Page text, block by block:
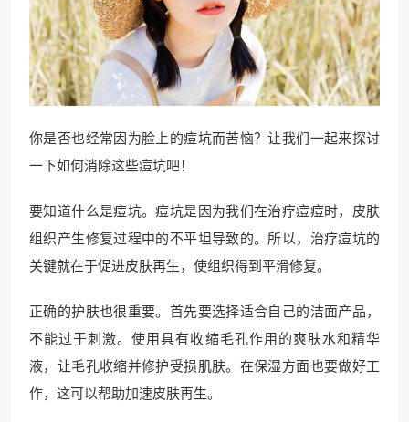
你是否也经常因为脸上的痘坑而苦恼？让我们一起来探讨
一下如何消除这些痘坑吧！
要知道什么是痘坑。痘坑是因为我们在治疗痘痘时，皮肤
组织产生修复过程中的不平坦导致的。所以，治疗痘坑的
关键就在于促进皮肤再生，使组织得到平滑修复。
正确的护肤也很重要。首先要选择适合自己的洁面产品，
不能过于刺激。使用具有收缩毛孔作用的爽肤水和精华
液，让毛孔收缩并修护受损肌肤。在保湿方面也要做好工
作，这可以帮助加速皮肤再生。